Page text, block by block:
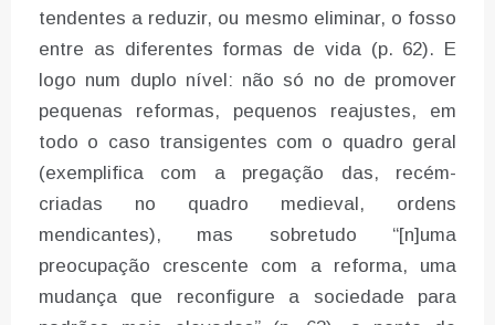
tendentes a reduzir, ou mesmo eliminar, o fosso
entre as diferentes formas de vida (p. 62). E
logo num duplo nível: não só no de promover
pequenas reformas, pequenos reajustes, em
todo o caso transigentes com o quadro geral
(exemplifica com a pregação das, recém-
criadas no quadro medieval, ordens
mendicantes), mas sobretudo “[n]uma
preocupação crescente com a reforma, uma
mudança que reconfigure a sociedade para